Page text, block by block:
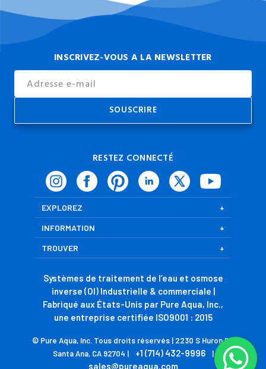
INSCRIVEZ-VOUS A LA NEWSLETTER
Address
RESTEZ CONNECTÉ
EXPLOREZ
INFORMATION
TROUVER
Systèmes de traitement de l’eau et osmose
inverse (OI) Industrielle & commerciale |
Fabriqué aux États-Unis par Pure Aqua, Inc.,
une entreprise certifiée ISO9001 : 2015
© Pure Aqua, Inc. Tous droits réservés | 2230 S Huron Dr,
Santa Ana, CA 92704 |
+1 (714) 432-9996 |
sales@pureaqua.com